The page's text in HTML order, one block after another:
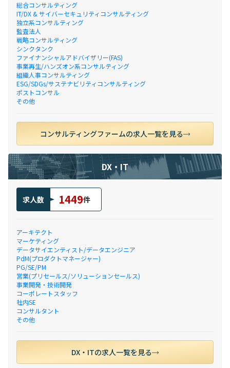
総合コンサルティング
IT/DX & サイバーセキュリティコンサルティング
独立系コンサルティング
監査法人
戦略コンサルティング
シンクタンク
ファイナンシャルアドバイザリー(FAS)
事業再生/ハンズオン系コンサルティング
組織人事コンサルティング
ESG/SDGs/サステナビリティコンサルティング
ポストコンサル
その他
コンサルティングファームの求人一覧を見る
DX・IT
求人数 1449件
アーキテクト
マーケティング
データサイエンティスト/データエンジニア
PdM(プロダクトマネージャー)
PG/SE/PM
営業(プリセールス/ソリューションセールス)
事業開発・技術開発
コーポレートスタッフ
社内SE
コンサルタント
その他
DX・ITの求人一覧を見る